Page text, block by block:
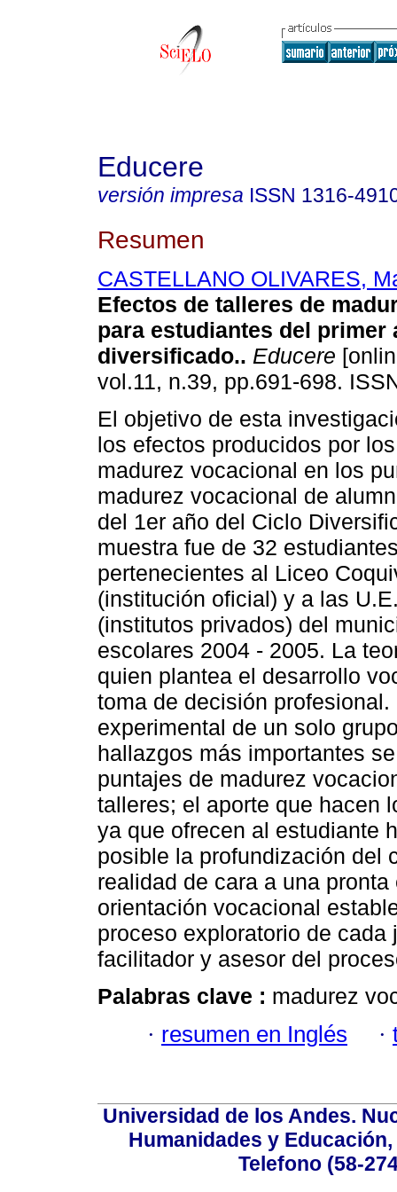
Educere
versión impresa ISSN 1316-
Resumen
CASTELLANO OLIVARES,
Efectos de talleres de
para estudiantes del primer
diversificado.. Educere
vol.11, n.39, pp.691-698.
El objetivo de esta
los efectos producidos por
madurez vocacional en los
madurez vocacional de
del 1er año del Ciclo
muestra fue de 32
pertenecientes al Liceo
(institución oficial) y a las
(institutos privados) del
escolares 2004 - 2005. La
quien plantea el desarrollo
toma de decisión
experimental de un solo
hallazgos más importantes
puntajes de madurez
talleres; el aporte que hacen
ya que ofrecen al estudiante
posible la profundización del
realidad de cara a una
orientación vocacional
proceso exploratorio de
facilitador y asesor del
Palabras clave : madurez
· resumen en Inglés ·
Universidad de los Andes.
Humanidades y
Telefono (58-